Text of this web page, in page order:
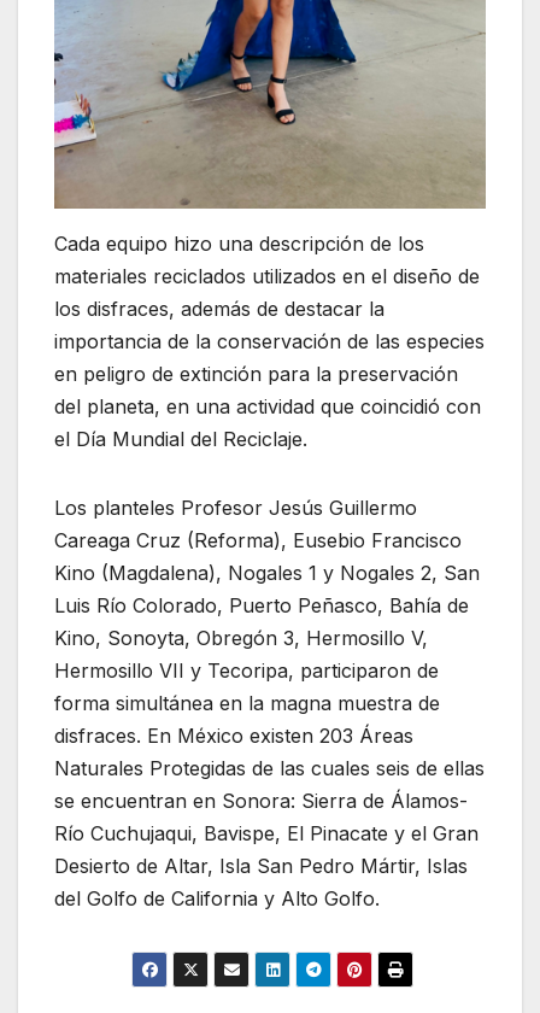
Cada equipo hizo una descripción de los
materiales reciclados utilizados en el diseño de
los disfraces, además de destacar la
importancia de la conservación de las especies
en peligro de extinción para la preservación
del planeta, en una actividad que coincidió con
el Día Mundial del Reciclaje.
Los planteles Profesor Jesús Guillermo
Careaga Cruz (Reforma), Eusebio Francisco
Kino (Magdalena), Nogales 1 y Nogales 2, San
Luis Río Colorado, Puerto Peñasco, Bahía de
Kino, Sonoyta, Obregón 3, Hermosillo V,
Hermosillo VII y Tecoripa, participaron de
forma simultánea en la magna muestra de
disfraces. En México existen 203 Áreas
Naturales Protegidas de las cuales seis de ellas
se encuentran en Sonora: Sierra de Álamos-
Río Cuchujaqui, Bavispe, El Pinacate y el Gran
Desierto de Altar, Isla San Pedro Mártir, Islas
del Golfo de California y Alto Golfo.